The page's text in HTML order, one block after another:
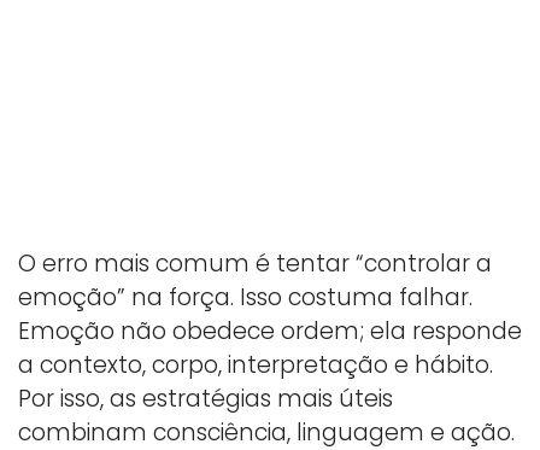
O erro mais comum é tentar “controlar a
emoção” na força. Isso costuma falhar.
Emoção não obedece ordem; ela responde
a contexto, corpo, interpretação e hábito.
Por isso, as estratégias mais úteis
combinam consciência, linguagem e ação.